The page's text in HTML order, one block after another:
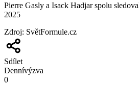
Pierre Gasly a Isack Hadjar spolu
2025
Zdroj: SvětFormule.cz
Sdílet
Dennívýzva
0